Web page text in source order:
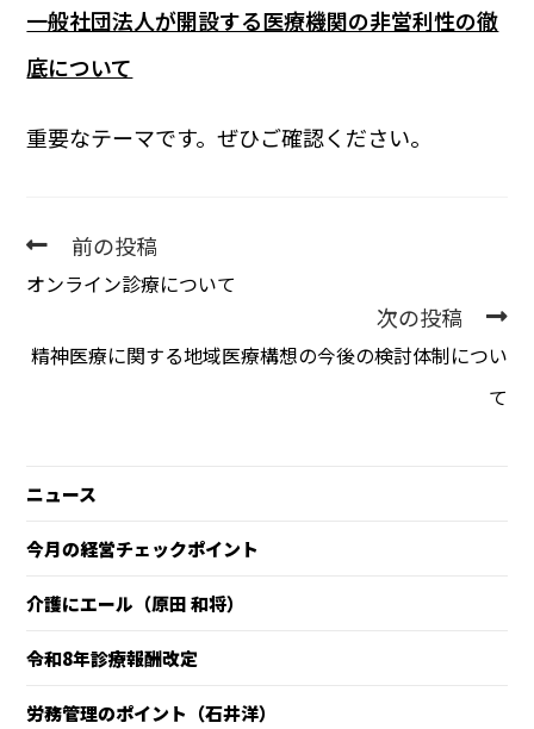
一般社団法人が開設する医療機関の非営利性の徹
底について
重要なテーマです。ぜひご確認ください。
前の投稿
オンライン診療について
次の投稿
精神医療に関する地域医療構想の今後の検討体制につい
て
ニュース
今月の経営チェックポイント
介護にエール（原田 和将）
令和8年診療報酬改定
労務管理のポイント（石井洋）